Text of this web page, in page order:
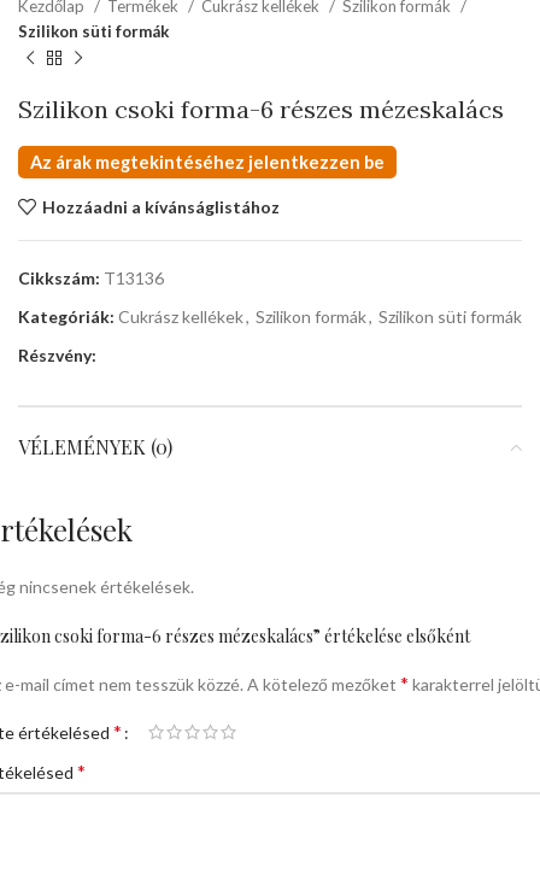
Kezdőlap Termékek Cukrász kellékek
Szilikon formák
Szilikon süti formák
Szilikon csoki forma-6 részes mézeskalács
Az árak megtekintéséhez jelentkezzen be
Hozzáadni a kívánságlistához
Cikkszám: T13136
Kategóriák: Cukrász kellékek, Szilikon formák, Szilikon süti formák
Részvény:
VÉLEMÉNYEK (0)
nincsenek értékelések.
csoki forma-6 részes mézeskalács” értékelése elsőként
e-mail címet nem tesszük közzé. A kötelező mezőket * karakterrel
értékelésed *
*